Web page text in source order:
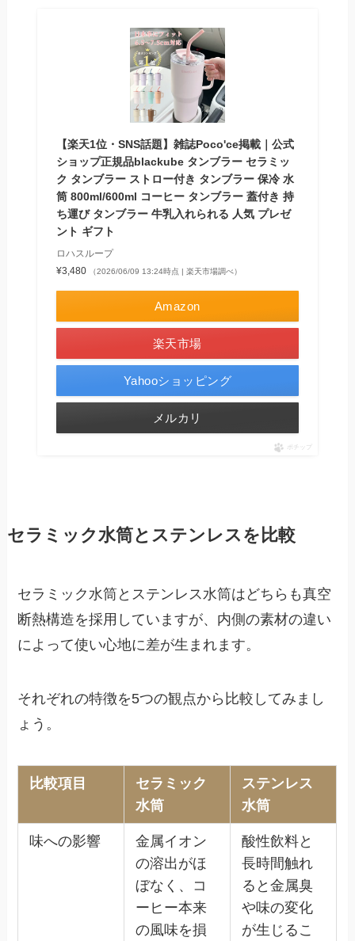
【楽天1位・SNS話題】雑誌Poco'ce掲載｜公式
ショップ正規品blackube タンブラー セラミッ
ク タンブラー ストロー付き タンブラー 保冷 水
筒 800ml/600ml コーヒー タンブラー 蓋付き 持
ち運び タンブラー 牛乳入れられる 人気 プレゼ
ント ギフト
ロハスループ
¥3,480
（2026/06/09 13:24時点 | 楽天市場調べ）
Amazon
楽天市場
Yahooショッピング
メルカリ
ポチップ
セラミック水筒とステンレスを比較
セラミック水筒とステンレス水筒はどちらも真空
断熱構造を採用していますが、内側の素材の違い
によって使い心地に差が生まれます。
それぞれの特徴を5つの観点から比較してみまし
ょう。
比較項目
セラミック
水筒
ステンレス
水筒
味への影響
金属イオン
の溶出がほ
ぼなく、コ
ーヒー本来
の風味を損
酸性飲料と
長時間触れ
ると金属臭
や味の変化
が生じるこ